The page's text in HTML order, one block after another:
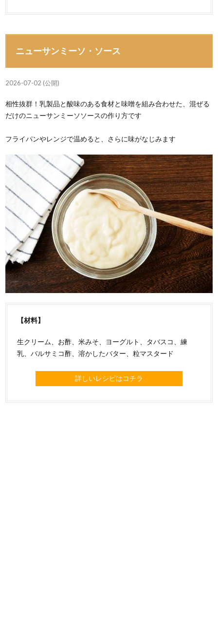
ニューサンミーソ・ソース
2026-07-02 (公開)
相性抜群！乳製品と酸味のある食材と味噌を組み合わせた、混ぜる
だけのニューサンミーソソースの作り方です
フライパンやレンジで温めると、さらに味がなじみます
【材料】
生クリーム、お酢、米みそ、ヨーグルト、タバスコ、練
乳、バルサミコ酢、溶かしたバター、粒マスタード
詳しいレシピはコチラ